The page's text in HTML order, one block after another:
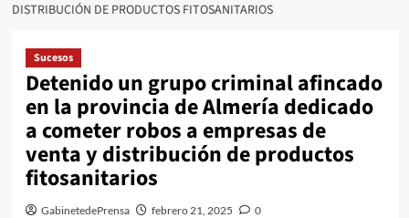
DISTRIBUCIÓN DE PRODUCTOS FITOSANITARIOS
Sucesos
Detenido un grupo criminal afincado
en la provincia de Almería dedicado
a cometer robos a empresas de
venta y distribución de productos
fitosanitarios
GabinetedePrensa febrero 21, 2025 0